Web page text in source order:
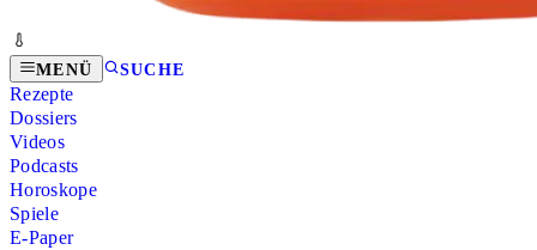
MENÜ SUCHE
Rezepte
Dossiers
Videos
Podcasts
Horoskope
Spiele
E-Paper